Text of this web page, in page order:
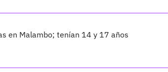
en Malambo; tenían 14 y 17 años